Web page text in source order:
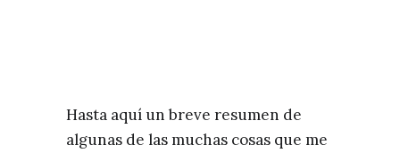
Hasta aquí un breve resumen de
algunas de las muchas cosas que me